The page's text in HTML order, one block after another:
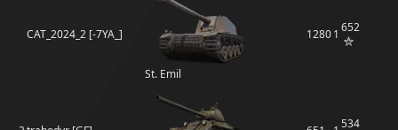
CAT_2024_2 [-7YA_]
St. Emil
12801 652
534